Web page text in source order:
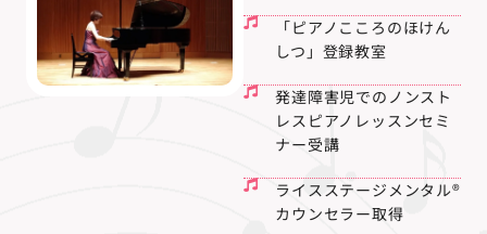
「ピアノこころのほけん
しつ」登録教室
発達障害児でのノンスト
レスピアノレッスンセミ
ナー受講
ライスステージメンタル®
カウンセラー取得